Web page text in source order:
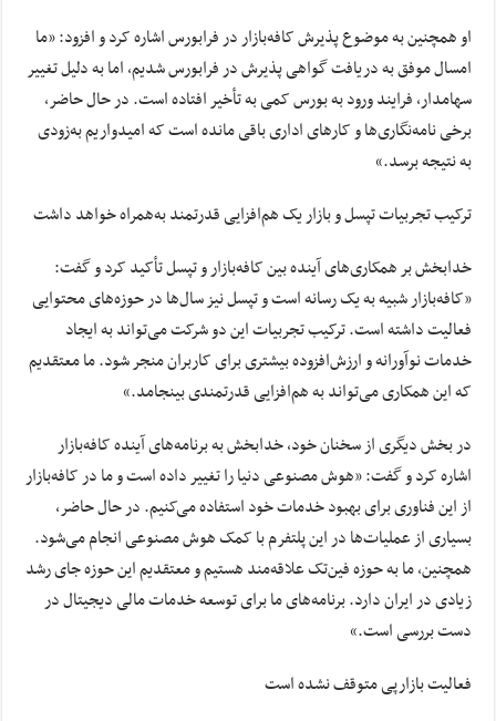
او همچنین به موضوع پذیرش کافه‌بازار در فرابورس اشاره کرد و افزود: «ما
امسال موفق به دریافت گواهی پذیرش در فرابورس شدیم، اما به دلیل تغییر
سهامدار، فرایند ورود به بورس کمی به تأخیر افتاده است. در حال حاضر،
برخی نامه‌نگاری‌ها و کارهای اداری باقی مانده است که امیدواریم به‌زودی
به نتیجه برسد.»
ترکیب تجربیات تپسل و بازار یک هم‌افزایی قدرتمند به‌همراه خواهد داشت
خدابخش بر همکاری‌های آینده بین کافه‌بازار و تپسل تأکید کرد و گفت:
«کافه‌بازار شبیه به یک رسانه است و تپسل نیز سال‌ها در حوزه‌های محتوایی
فعالیت داشته است. ترکیب تجربیات این دو شرکت می‌تواند به ایجاد
خدمات نوآورانه و ارزش‌افزوده بیشتری برای کاربران منجر شود. ما معتقدیم
که این همکاری می‌تواند به هم‌افزایی قدرتمندی بینجامد.»
در بخش دیگری از سخنان خود، خدابخش به برنامه‌های آینده کافه‌بازار
اشاره کرد و گفت: «هوش مصنوعی دنیا را تغییر داده است و ما در کافه‌بازار
از این فناوری برای بهبود خدمات خود استفاده می‌کنیم. در حال حاضر،
بسیاری از عملیات‌ها در این پلتفرم با کمک هوش مصنوعی انجام می‌شود.
همچنین، ما به حوزه فین‌تک علاقه‌مند هستیم و معتقدیم این حوزه جای رشد
زیادی در ایران دارد. برنامه‌های ما برای توسعه خدمات مالی دیجیتال در
دست بررسی است.»
فعالیت بازارپی متوقف نشده است